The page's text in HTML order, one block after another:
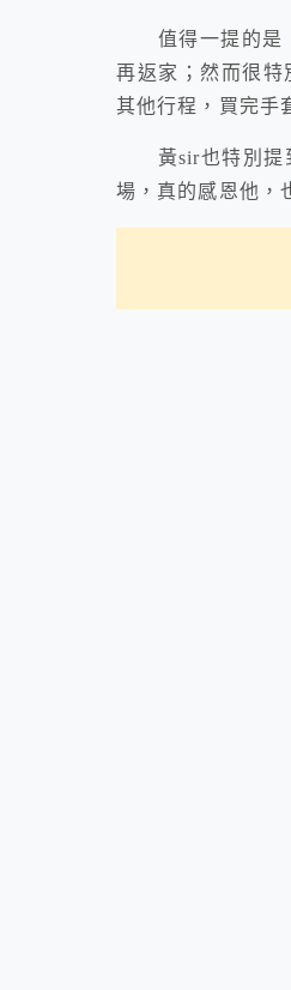
值得一提的是，
再返家；然而很特
其他行程，買完手
黃sir也特別提到
場，真的感恩他，